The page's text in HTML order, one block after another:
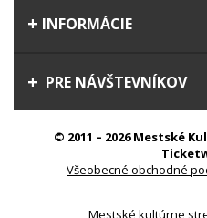
INFORMÁCIE
PRE NÁVŠTEVNÍKOV
© 2011 – 2026 Mestské
Všeobecné obchodné
Mestské kultúrne